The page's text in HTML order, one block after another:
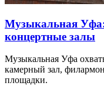
Музыкальная
концертные залы
Музыкальная Уфа
камерный зал,
площадки.